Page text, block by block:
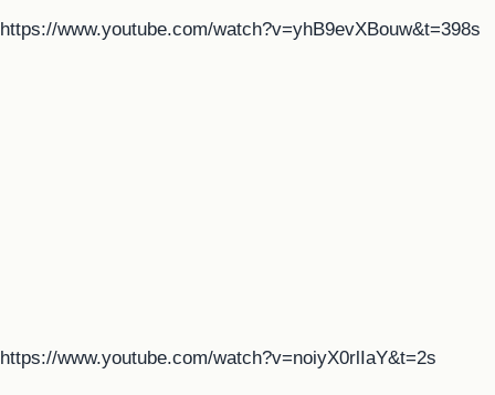
https://www.youtube.com/watch?v=yhB9evXBouw&t=398s
https://www.youtube.com/watch?v=noiyX0rlIaY&t=2s